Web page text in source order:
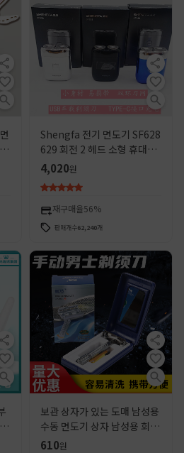
Shengfa 전기 면도기 SF628
629 회전 2 헤드 소형 휴대용
면도기 TYPE-C
4,020원
재구매율56%
판매개수62,240개
보관 상자가 있는 도매 남성용
수동 면도기 상자 남성용 회전
식 구식 면도기 홀더
610원